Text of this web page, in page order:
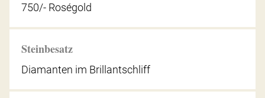
750/- Roségold
Steinbesatz
Diamanten im Brillantschliff